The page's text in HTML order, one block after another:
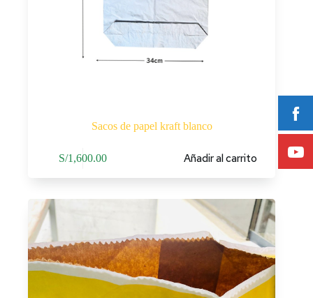
Sacos de papel kraft blanco
S/1,600.00 Añadir al carrito